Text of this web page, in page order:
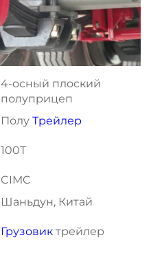
4-осный плоский
полуприцеп
Полу Трейлер
100Т
CIMC
Шаньдун, Китай
Грузовик трейлер